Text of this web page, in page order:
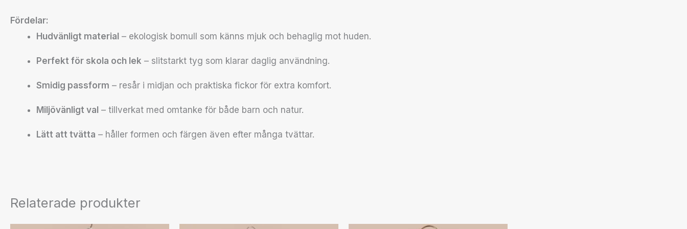
Fördelar:
Hudvänligt material – ekologisk bomull som känns mjuk och behaglig mot huden.
Perfekt för skola och lek – slitstarkt tyg som klarar daglig användning.
Smidig passform – resår i midjan och praktiska fickor för extra komfort.
Miljövänligt val – tillverkat med omtanke för både barn och natur.
Lätt att tvätta – håller formen och färgen även efter många tvättar.
Relaterade produkter